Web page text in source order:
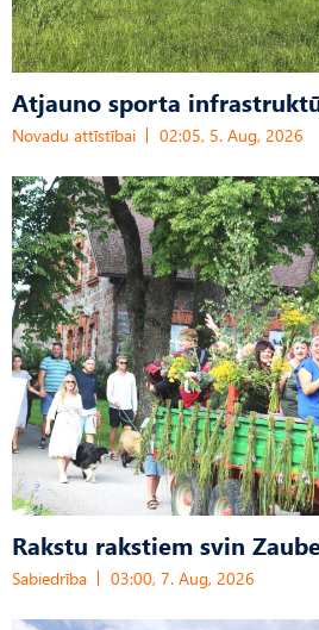
Atjauno sporta
Novadu attīstībai 02:05, 5. Aug, 2026
Rakstu rakstiem svin
Sabiedrība 03:00, 7. Aug, 2026